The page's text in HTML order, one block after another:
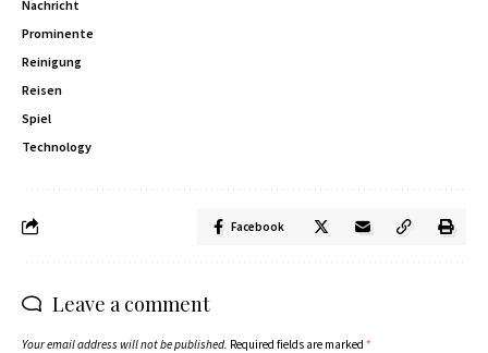
Nachricht
Prominente
Reinigung
Reisen
Spiel
Technology
Facebook
Leave a comment
Your email address will not be published. Required fields are marked *